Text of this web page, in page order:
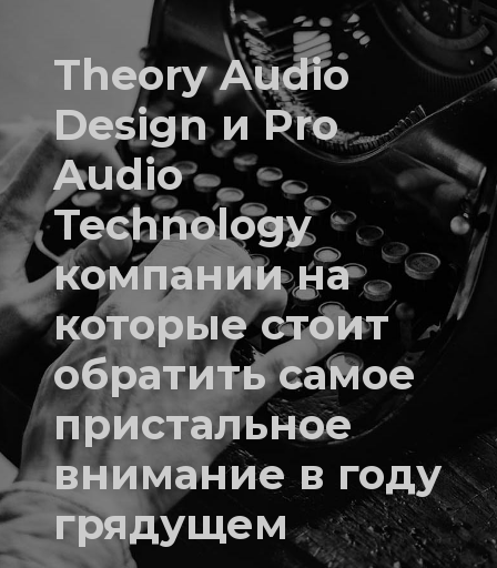
Theory Audio
Design и Pro
Audio
Technology
компании на
которые стоит
обратить самое
пристальное
внимание в году
грядущем